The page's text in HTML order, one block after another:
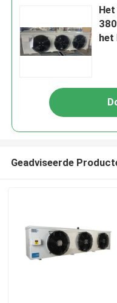
het
Geadviseerde